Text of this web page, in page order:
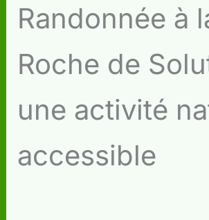
Randonnée à
Roche de
une activité
accessible